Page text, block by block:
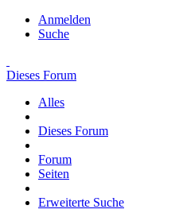
Anmelden
Suche
Dieses Forum
Alles
Dieses Forum
Forum
Seiten
Erweiterte Suche